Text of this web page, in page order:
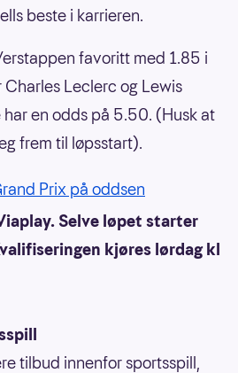
beste i karrieren.
favoritt med 1.85 i
Leclerc og Lewis
en odds på 5.50. (Husk at
frem til løpsstart).
Prix på oddsen
Selve løpet starter
kjøres lørdag kl
tilbud innenfor sportsspill,